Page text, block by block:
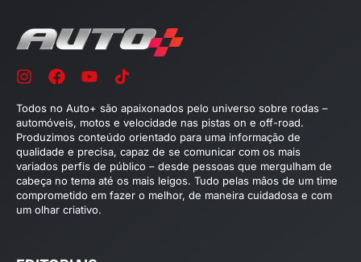
Todos no Auto+ são apaixonados pelo universo sobre rodas –
automóveis, motos e velocidade nas pistas on e off-road.
Produzimos conteúdo orientado para uma informação de
qualidade e precisa, capaz de se comunicar com os mais
variados perfis de público – desde pessoas que mergulham de
cabeça no tema até os mais leigos. Tudo pelas mãos de um time
comprometido em fazer o melhor, de maneira cuidadosa e com
um olhar criativo.